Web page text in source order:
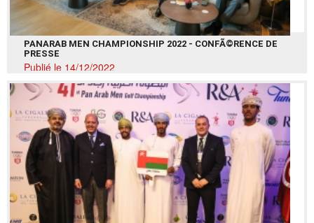
PANARAB MEN CHAMPIONSHIP 2022 - CONFÃ©RENCE DE
PRESSE
Publié le 14/12/2022